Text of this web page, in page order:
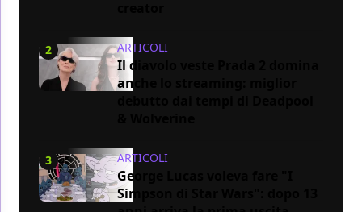
2 ARTICOLI
Il diavolo veste Prada 2 domina
anche lo streaming: miglior
3 ARTICOLI
George Lucas voleva fare "I
Simpson di Star Wars": dopo 13